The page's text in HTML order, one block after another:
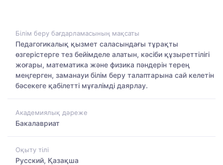
Білім беру бағдарламасының мақсаты
Педагогикалық қызмет саласындағы тұрақты
өзгерістерге тез бейімделе алатын, кәсіби құзыреттілігі
жоғары, математика және физика пәндерін терең
меңгерген, заманауи білім беру талаптарына сай келетін
бәсекеге қабілетті мұғалімді даярлау.
Академиялық дәреже
Бакалавриат
Оқыту тілі
Русский, Қазақша